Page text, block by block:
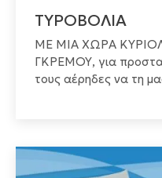
ΤΥΡΟΒΟΛΙΑ
ΜΕ ΜΙΑ ΧΩΡΑ
ΓΚΡΕΜΟΥ, για
τους αέρηδες να τη